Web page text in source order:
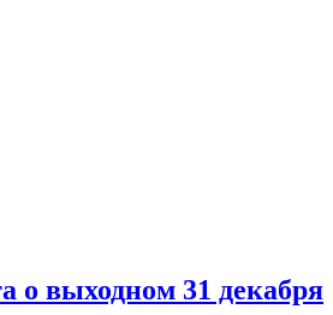
о выходном 31 декабря